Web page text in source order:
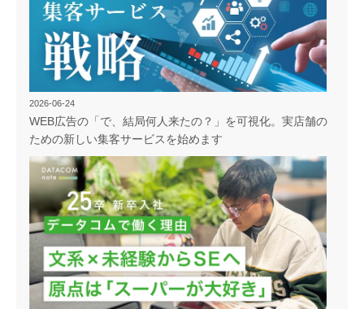
2026-06-24
WEB広告の「で、結局何人来たの？」を可視化。実店舗の
ための新しい集客サービスを始めます